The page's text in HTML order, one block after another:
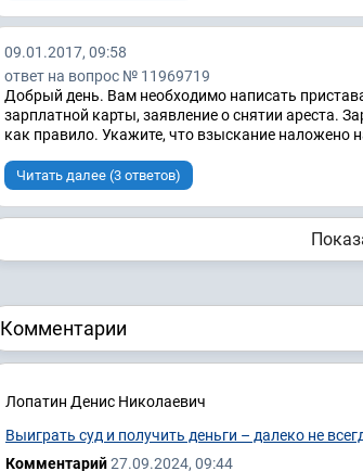
09.01.2017, 09:58
ответ на вопрос № 11969719
Добрый день. Вам необходимо написать
зарплатной карты, заявление о снятии ареста.
как правило. Укажите, что взыскание наложено
Читать далее (3 ответов)
Комментарии
Лопатин Денис Николаевич
Выиграть суд и получить деньги – далеко не
Комментарий27.09.2024, 09:44